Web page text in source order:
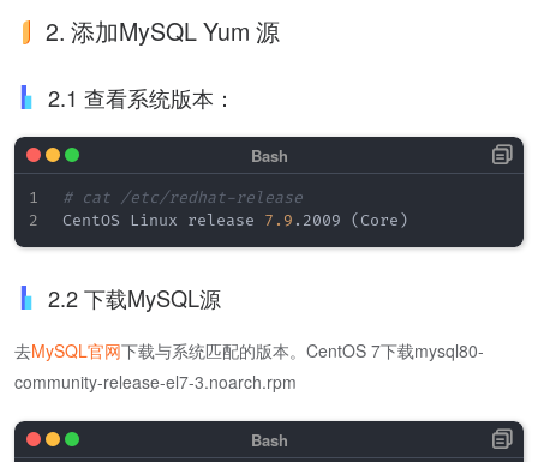
2. 添加MySQL Yum 源
2.1 查看系统版本：
# cat /etc/redhat-release
CentOS Linux release 7.9 .2009 ( Core )
2.2 下载MySQL源
去MySQL官网下载与系统匹配的版本。CentOS 7下载mysql80-
community-release-el7-3.noarch.rpm